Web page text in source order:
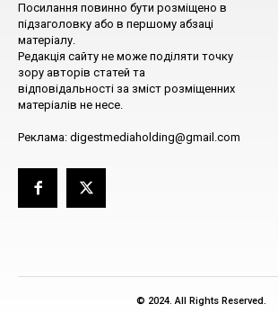
Посилання повинно бути розміщено в
підзаголовку або в першому абзаці
матеріалу.
Редакція сайту не може поділяти точку
зору авторів статей та
відповідальності за зміст розміщенних
матеріалів не несе.
Реклама: digestmediaholding@gmail.com
© 2024. All Rights Reserved.